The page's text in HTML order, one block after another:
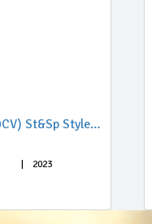
SEAT Ateca 1.5 TSI 110kW (150CV) St&Sp Style XM
2023